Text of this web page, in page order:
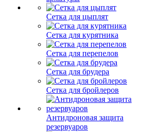
Сетка для цыплят
Сетка для курятника
Сетка для перепелов
Сетка для брудера
Сетка для бройлеров
Антидроновая защита
резервуаров